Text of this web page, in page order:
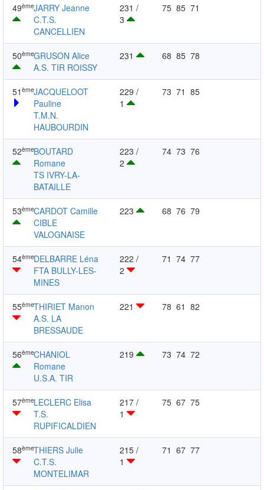
49èmeJARRY Jeanne
C.T.S.
CANCELLIEN
231 /
3
75 85 71
50èmeGRUSON Alice
A.S. TIR ROISSY
231 68 85 78
51 èmeJACQUELOOT
Pauline
T.M.N.
HAUBOURDIN
229 /
1
73 71 85
52èmeBOUTARD
Romane
TS IVRY-LA-
BATAILLE
223 /
2
74 73 76
53èmeCARDOT Camille
CIBLE
VALOGNAISE
223 68 76 79
54èmeDELBARRE Léna
FTA BULLY-LES-
MINES
222 /
2
71 74 77
55èmeTHIRIET Manon
A.S. LA
BRESSAUDE
221 78 61 82
56èmeCHANIOL
Romane
U.S.A. TIR
219 73 74 72
57èmeLECLERC Elisa
T.S.
RUPIFICALDIEN
217 /
1
75 67 75
58èmeTHIERS Julie
C.T.S.
MONTELIMAR
215 /
1
71 67 77